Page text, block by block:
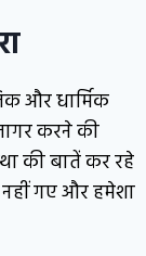
और धार्मिक
करने की
की बातें कर रहे
गए और हमेशा